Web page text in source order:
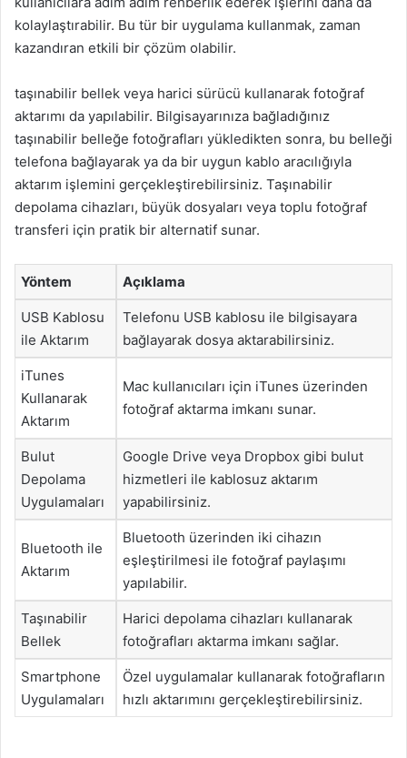
kolaylaştırabilir. Bu tür bir uygulama kullanmak, zaman
kazandıran etkili bir çözüm olabilir.
taşınabilir bellek veya harici sürücü kullanarak fotoğraf
aktarımı da yapılabilir. Bilgisayarınıza bağladığınız
taşınabilir belleğe fotoğrafları yükledikten sonra, bu belleği
telefona bağlayarak ya da bir uygun kablo aracılığıyla
aktarım işlemini gerçekleştirebilirsiniz. Taşınabilir
depolama cihazları, büyük dosyaları veya toplu fotoğraf
transferi için pratik bir alternatif sunar.
Yöntem Açıklama
USB Kablosu
ile Aktarım
Telefonu USB kablosu ile bilgisayara
bağlayarak dosya aktarabilirsiniz.
iTunes
Kullanarak
Aktarım
Mac kullanıcıları için iTunes üzerinden
fotoğraf aktarma imkanı sunar.
Bulut
Depolama
Uygulamaları
Google Drive veya Dropbox gibi bulut
hizmetleri ile kablosuz aktarım
yapabilirsiniz.
Bluetooth ile
Aktarım
Bluetooth üzerinden iki cihazın
eşleştirilmesi ile fotoğraf paylaşımı
yapılabilir.
Taşınabilir
Bellek
Harici depolama cihazları kullanarak
fotoğrafları aktarma imkanı sağlar.
Smartphone
Uygulamaları
Özel uygulamalar kullanarak fotoğrafların
hızlı aktarımını gerçekleştirebilirsiniz.